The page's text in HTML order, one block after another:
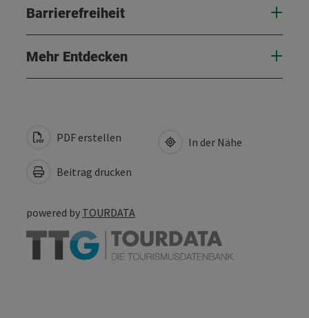
Barrierefreiheit
Mehr Entdecken
PDF erstellen
Beitrag drucken
In der Nähe
powered by TOURDATA